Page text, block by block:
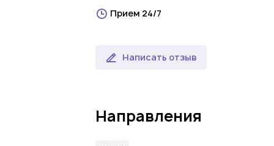
Прием 24/7
Написать отзыв
Направления